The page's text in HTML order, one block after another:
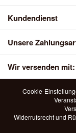
Kundendienst
Unsere
Wir versenden mit:
Cookie-
Widerrufsrecht und